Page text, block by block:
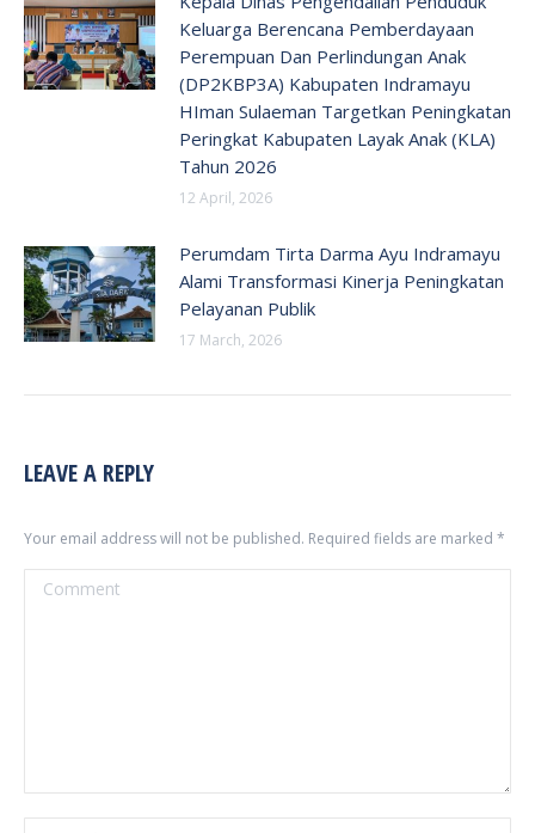
Keluarga Berencana Pemberdayaan
Perempuan Dan Perlindungan Anak
(DP2KBP3A) Kabupaten Indramayu
HIman Sulaeman Targetkan Peningkatan
Peringkat Kabupaten Layak Anak (KLA)
Tahun 2026
12 April, 2026
Perumdam Tirta Darma Ayu Indramayu
Alami Transformasi Kinerja Peningkatan
Pelayanan Publik
17 March, 2026
LEAVE A REPLY
Your email address will not be published. Required fields are marked *
Comment